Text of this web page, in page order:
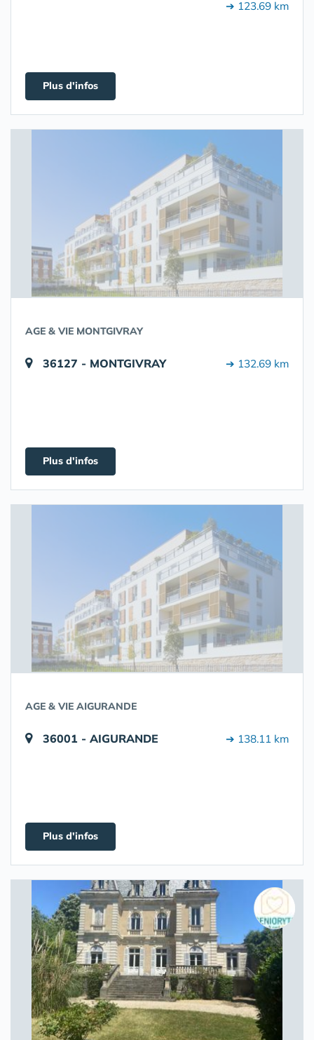
➔ 123.69 km
Plus d'infos
AGE & VIE MONTGIVRAY
36127 - MONTGIVRAY ➔ 132.69 km
Plus d'infos
AGE & VIE AIGURANDE
36001 - AIGURANDE ➔ 138.11 km
Plus d'infos